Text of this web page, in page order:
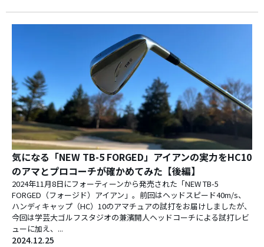
気になる「NEW TB-5 FORGED」アイアンの実力をHC10
のアマとプロコーチが確かめてみた【後編】
2024年11月8日にフォーティーンから発売された「NEW TB-5
FORGED（フォージド）アイアン」。前回はヘッドスピード40m/s、
ハンディキャップ（HC）10のアマチュアの試打をお届けしましたが、
今回は学芸大ゴルフスタジオの兼濱開人ヘッドコーチによる試打レビ
ューに加え、...
2024.12.25